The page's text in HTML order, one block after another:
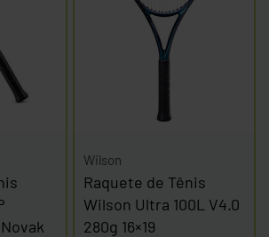
Wilson
Raquete de Tênis
Wilson Ultra 100L V4.0
280g 16×19